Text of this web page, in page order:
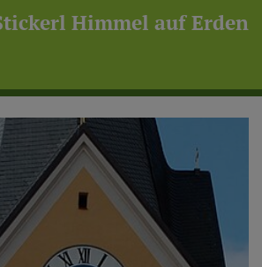
Himmel auf Erden